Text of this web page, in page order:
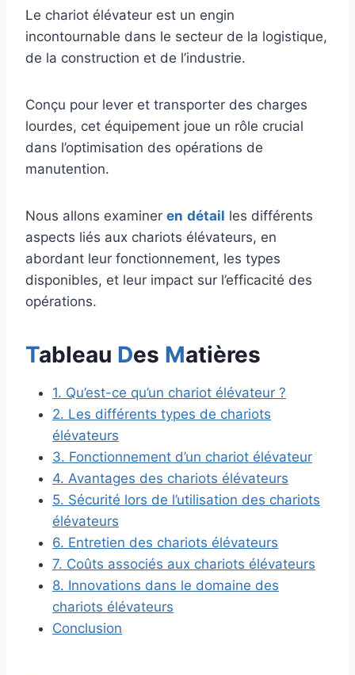
Le chariot élévateur est un engin
incontournable dans le secteur de la logistique,
de la construction et de l’industrie.
Conçu pour lever et transporter des charges
lourdes, cet équipement joue un rôle crucial
dans l’optimisation des opérations de
manutention.
Nous allons examiner en détail les différents
aspects liés aux chariots élévateurs, en
abordant leur fonctionnement, les types
disponibles, et leur impact sur l’efficacité des
opérations.
Tableau Des Matières
1. Qu’est-ce qu’un chariot élévateur ?
2. Les différents types de chariots
élévateurs
3. Fonctionnement d’un chariot élévateur
4. Avantages des chariots élévateurs
5. Sécurité lors de l’utilisation des chariots
élévateurs
6. Entretien des chariots élévateurs
7. Coûts associés aux chariots élévateurs
8. Innovations dans le domaine des
chariots élévateurs
Conclusion